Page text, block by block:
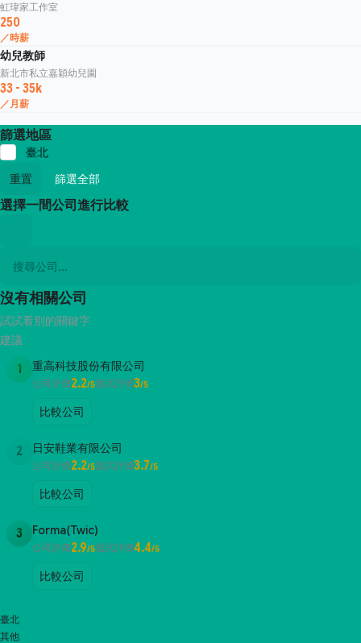
虹瑋家工作室
250
／時薪
幼兒教師
新北市私立嘉穎幼兒園
33 - 35k
／月薪
篩選地區
臺北
重置
篩選全部
選擇一間公司進行比較
沒有相關公司
試試看別的關鍵字
建議
1 重高科技股份有限公司
公司評價2.2/5面試評價3/5
比較公司
2 日安鞋業有限公司
公司評價2.2/5面試評價3.7/5
比較公司
3 Forma(Twic)
公司評價2.9/5面試評價4.4/5
比較公司
臺北
其他